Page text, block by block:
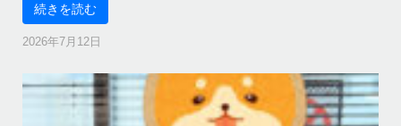
続きを読む
2026年7月12日